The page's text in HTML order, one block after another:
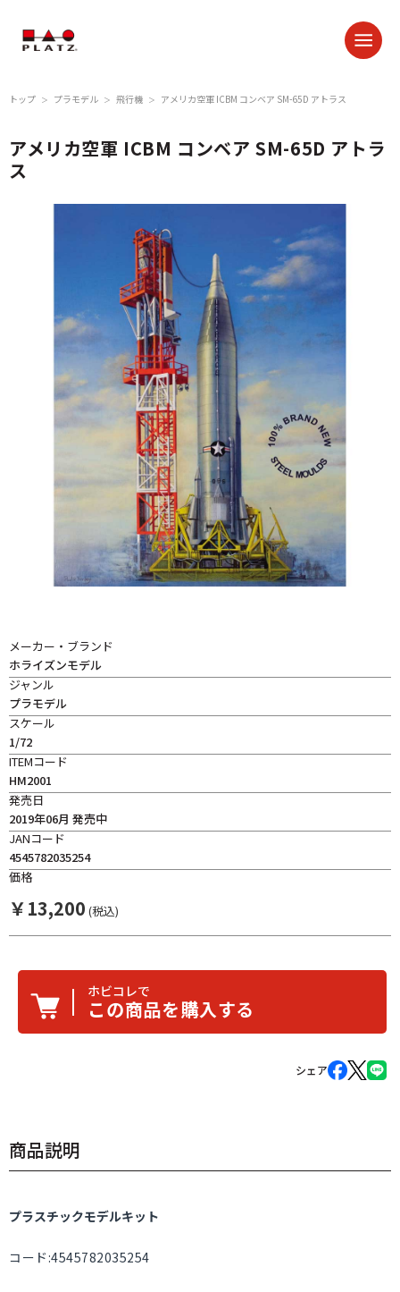
トップ ＞ プラモデル ＞ 飛行機 ＞ アメリカ空軍 ICBM コンベア SM-65D アトラス
アメリカ空軍 ICBM コンベア SM-65D アトラ
ス
メーカー・ブランド
ホライズンモデル
ジャンル
プラモデル
スケール
1/72
ITEMコード
HM2001
発売日
2019年06月 発売中
JANコード
4545782035254
価格
￥13,200 (税込)
ホビコレで
この商品を購入する
シェア
商品説明
プラスチックモデルキット
コード:4545782035254